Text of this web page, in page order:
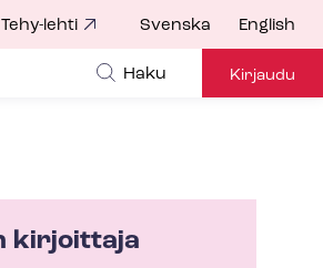
Tehy-lehti Svenska English
Haku Kirjaudu
kirjoittaja